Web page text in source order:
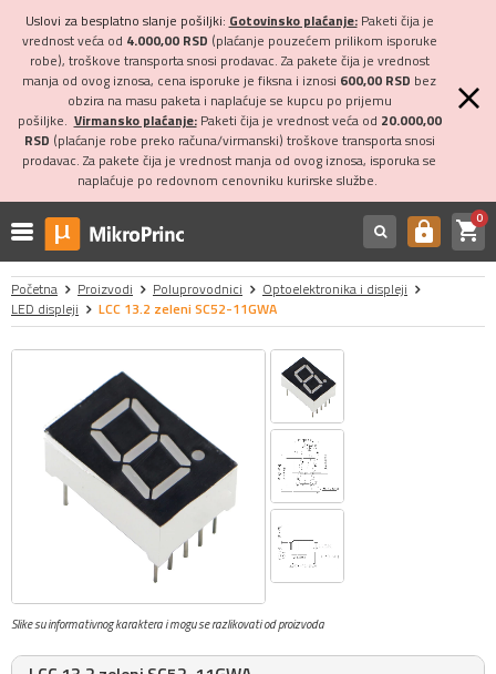
Uslovi za besplatno slanje pošiljki: Gotovinsko plaćanje:Paketi čija je
vrednost veća od 4.000,00 RSD (plaćanje pouzećem prilikom isporuke
robe), troškove transporta snosi prodavac. Za pakete čija je vrednost
manja od ovog iznosa, cena isporuke je fiksna i iznosi 600,00 RSD bez
obzira na masu paketa i naplaćuje se kupcu po prijemu
pošiljke. Virmansko plaćanje:Paketi čija je vrednost veća od 20.000,00
RSD (plaćanje robe preko računa/virmanski) troškove transporta snosi
prodavac. Za pakete čija je vrednost manja od ovog iznosa, isporuka se
naplaćuje po redovnom cenovniku kurirske službe.
https shopping_cart0
Početna Proizvodi Poluprovodnici
Optoelektronika i displeji
LED displeji
LCC 13.2 zeleni SC52-11GWA
Slike su informativnog karaktera i mogu se razlikovati od proizvoda